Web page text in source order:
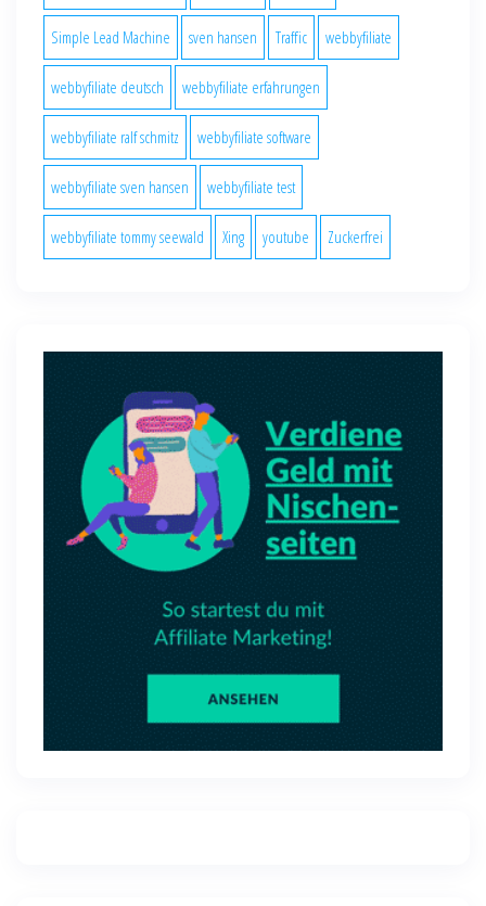
Simple Lead Machine sven hansen Traffic webbyfiliate
webbyfiliate deutsch webbyfiliate erfahrungen
webbyfiliate ralf schmitz webbyfiliate software
webbyfiliate sven hansen webbyfiliate test
webbyfiliate tommy seewald Xing youtube Zuckerfrei